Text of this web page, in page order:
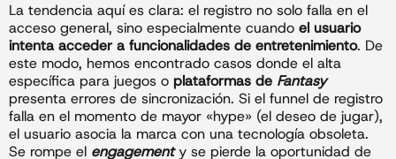
La tendencia aquí es clara: el registro no solo falla en el
acceso general, sino especialmente cuando el usuario
intenta acceder a funcionalidades de entretenimiento. De
este modo, hemos encontrado casos donde el alta
específica para juegos o plataformas de Fantasy
presenta errores de sincronización. Si el funnel de registro
falla en el momento de mayor «hype» (el deseo de jugar),
el usuario asocia la marca con una tecnología obsoleta.
Se rompe el engagementy se pierde la oportunidad de